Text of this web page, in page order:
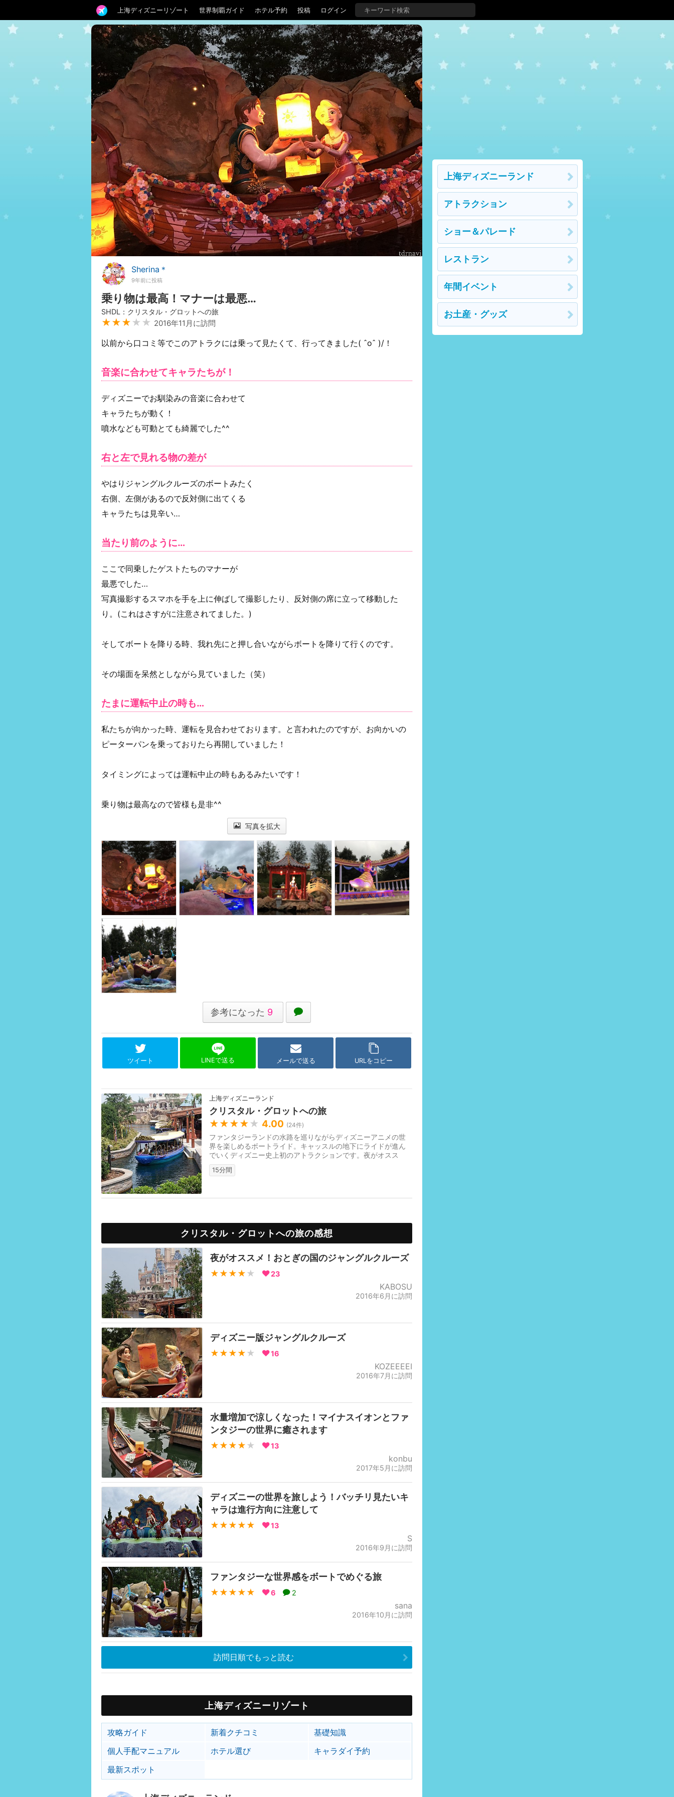
上海ディズニーリゾート 世界制覇ガイド ホテル予約 投稿 ログイン
Sherina＊
9年前に投稿
乗り物は最高！マナーは最悪…
SHDL：クリスタル・グロットへの旅
★★★ ★★ 2016年11月に訪問
以前から口コミ等でこのアトラクには乗って見たくて、行ってきました( ˆoˆ )/！
音楽に合わせてキャラたちが！
ディズニーでお馴染みの音楽に合わせて
キャラたちが動く！
噴水なども可動とても綺麗でした^^
右と左で見れる物の差が
やはりジャングルクルーズのボートみたく
右側、左側があるので反対側に出てくる
キャラたちは見辛い…
当たり前のように…
ここで同乗したゲストたちのマナーが
最悪でした…
写真撮影するスマホを手を上に伸ばして撮影したり、反対側の席に立って移動した
り。(これはさすがに注意されてました。)
そしてボートを降りる時、我れ先にと押し合いながらボートを降りて行くのです。
その場面を呆然としながら見ていました（笑）
たまに運転中止の時も…
私たちが向かった時、運転を見合わせております。と言われたのですが、お向かいの
ピーターパンを乗っておりたら再開していました！
タイミングによっては運転中止の時もあるみたいです！
乗り物は最高なので皆様も是非^^
写真を拡大
参考になった 9
ツイート LINEで送る メールで送る URLをコピー
上海ディズニーランド
クリスタル・グロットへの旅
★★★★ ★ 4.00 (24件)
ファンタジーランドの水路を巡りながらディズニーアニメの世
界を楽しめるボートライド。キャッスルの地下にライドが進ん
でいくディズニー史上初のアトラクションです。夜がオスス
メ。中国語のみ。
15分間
クリスタル・グロットへの旅の感想
夜がオススメ！おとぎの国のジャングルクルーズ
★★★★ ★ 23
KABOSU
2016年6月に訪問
ディズニー版ジャングルクルーズ
★★★★ ★ 16
KOZEEEEI
2016年7月に訪問
水量増加で涼しくなった！マイナスイオンとファ
ンタジーの世界に癒されます
★★★★ ★ 13
konbu
2017年5月に訪問
ディズニーの世界を旅しよう！バッチリ見たいキ
ャラは進行方向に注意して
★★★★★ 13
S
2016年9月に訪問
ファンタジーな世界感をボートでめぐる旅
★★★★★ 6 2
sana
2016年10月に訪問
訪問日順でもっと読む
上海ディズニーリゾート
攻略ガイド 新着クチコミ
基礎知識
個人手配マニュアル
ホテル選び
キャラダイ予約
最新スポット
上海ディズニーランド
アトラクション
ショー＆パレード
レストラン
年間イベント
お土産・グッズ